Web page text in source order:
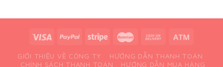
GIỚI THIỆU VỀ CÔNG TY
HƯỚNG DẪN THANH TOÁN
CHÍNH SÁCH THANH TOÁN
HƯỚNG DẪN MUA HÀNG